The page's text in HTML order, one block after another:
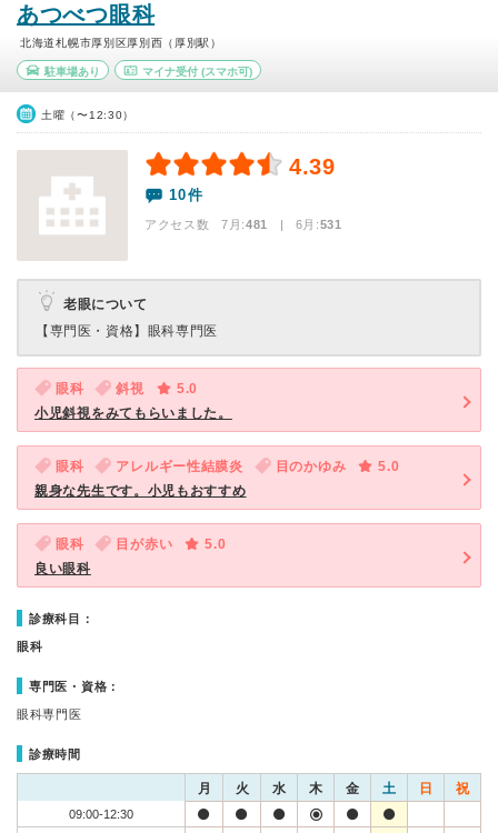
あつべつ眼科
北海道札幌市厚別区厚別西（厚別駅）
駐車場あり マイナ受付(スマホ可)
土曜（〜12:30）
4.39
10件
アクセス数 7月:481 | 6月:531
老眼について
【専門医・資格】 眼科専門医
眼科 斜視
5.0
小児斜視をみてもらいました。
眼科 アレルギー性結膜炎 目のかゆみ
5.0
親身な先生です。小児もおすすめ
眼科 目が赤い
5.0
良い眼科
診療科目：
眼科
専門医・資格：
眼科専門医
診療時間
月 火 水 木 金 土 日 祝
09:00-12:30